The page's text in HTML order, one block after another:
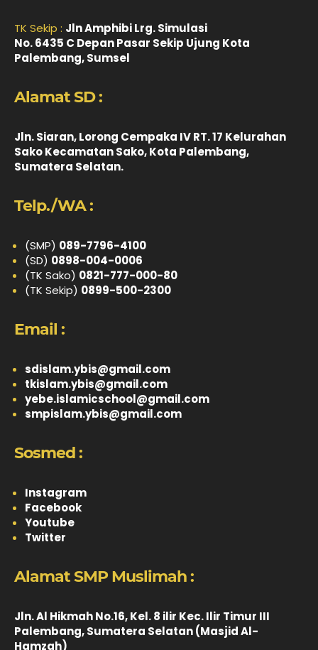
TK Sekip : Jln Amphibi Lrg. Simulasi
No. 6435 C Depan Pasar Sekip Ujung Kota
Palembang, Sumsel
Alamat SD :
Jln. Siaran, Lorong Cempaka IV RT. 17 Kelurahan
Sako Kecamatan Sako, Kota Palembang,
Sumatera Selatan.
Telp./WA :
(SMP) 089-7796-4100
(SD) 0898-004-0006
(TK Sako) 0821-777-000-80
(TK Sekip) 0899-500-2300
Email :
sdislam.ybis@gmail.com
tkislam.ybis@gmail.com
yebe.islamicschool@gmail.com
smpislam.ybis@gmail.com
Sosmed :
Instagram
Facebook
Youtube
Twitter
Alamat SMP Muslimah :
Jln. Al Hikmah No.16, Kel. 8 ilir Kec. Ilir Timur III
Palembang, Sumatera Selatan (Masjid Al-
Hamzah)